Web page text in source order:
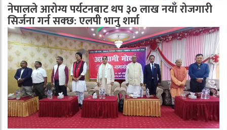
नेपालले आरोग्य पर्यटनबाट थप ३० लाख नयाँ रोजगारी
सिर्जना गर्न सक्छ: एलपी भानु शर्मा